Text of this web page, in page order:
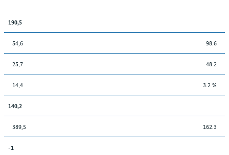
190,5
54,6 98.6
25,7 48.2
14,4 3.2 %
140,2
389,5 162.3
-1